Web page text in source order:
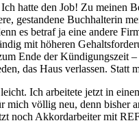
hatte den Job! Zu
gestandene Buchhalterin
es betraf ja eine andere
mit höheren
Ende der Kündigungszeit
das Haus verlassen.
Ich arbeitete jetzt in
mich völlig neu, denn
noch Akkordarbeiter mit